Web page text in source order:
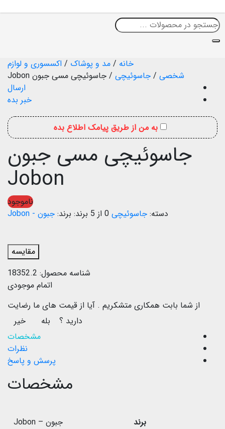
خانه / مد و پوشاک / اکسسوری و لوازم
شخصی / جاسوئیچی / جاسوئیچی مسی جبون Jobon
ارسال
خبر بده
به من از طریق پیامک اطلاع بده
جاسوئیچی مسی جبون
Jobon
ناموجود
دسته: جاسوئیچی 0 از 5 برند: جبون - Jobon
مقایسه
شناسه محصول: 18352.2
اتمام موجودی
از شما بابت همکاری متشکریم . آیا از قیمت های ما رضایت
دارید ؟
بله
خیر
مشخصات
نظرات
پرسش و پاسخ
مشخصات
برند جبون – Jobon